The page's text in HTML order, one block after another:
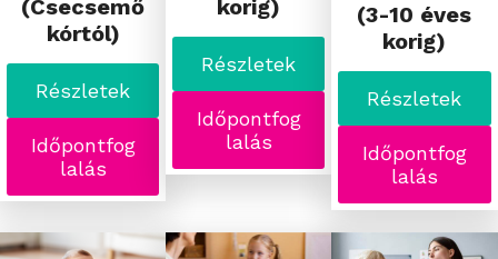
(Csecsemő
kórtól)
Részletek
Időpontfog
lalás
korig)
Részletek
Időpontfog
lalás
(3-10 éves
korig)
Részletek
Időpontfog
lalás